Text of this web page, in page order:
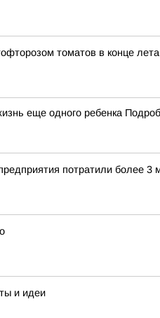
томатов в конце лета
еще одного ребенка
потратили более 3
и идеи